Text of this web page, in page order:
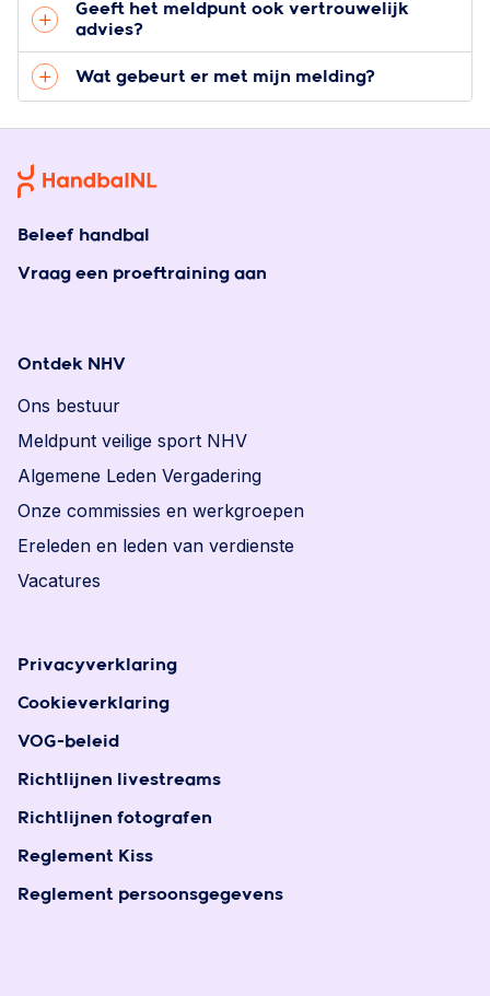
Geeft het meldpunt ook vertrouwelijk
advies?
Wat gebeurt er met mijn melding?
Beleef handbal
Vraag een proeftraining aan
Ontdek NHV
Ons bestuur
Meldpunt veilige sport NHV
Algemene Leden Vergadering
Onze commissies en werkgroepen
Ereleden en leden van verdienste
Vacatures
Privacyverklaring
Cookieverklaring
VOG-beleid
Richtlijnen livestreams
Richtlijnen fotografen
Reglement Kiss
Reglement persoonsgegevens